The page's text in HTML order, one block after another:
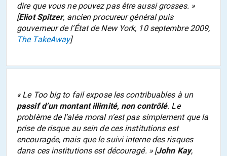
dire que vous ne pouvez pas être aussi grosses. »
[Eliot Spitzer, ancien procureur général puis
gouverneur de l’État de New York, 10 septembre 2009,
The TakeAway]
«Le Too big to failexpose les contribuables à un
passif d’un montant illimité, non contrôlé. Le
problème de l’aléa moral n’est pas simplement que la
prise de risque au sein de ces institutions est
encouragée, mais que le suivi interne des risques
dans ces institutions est découragé. » [John Kay,